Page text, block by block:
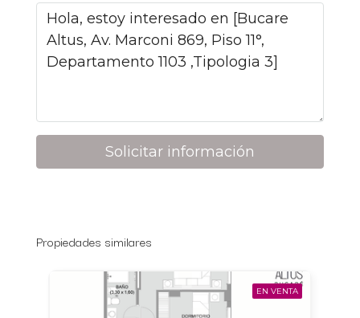
Solicitar información
Propiedades similares
EN VENTA